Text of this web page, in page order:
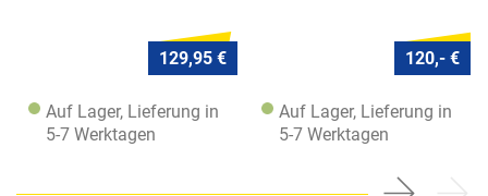
129,95 €
Auf Lager, Lieferung in
5-7 Werktagen
120,- €
Auf Lager, Lieferung in
5-7 Werktagen